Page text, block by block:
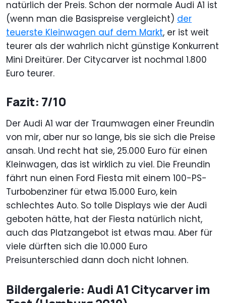
natürlich der Preis. Schon der normale Audi A1 ist
(wenn man die Basispreise vergleicht) der
teuerste Kleinwagen auf dem Markt, er ist weit
teurer als der wahrlich nicht günstige Konkurrent
Mini Dreitürer. Der Citycarver ist nochmal 1.800
Euro teurer.
Fazit: 7/10
Der Audi A1 war der Traumwagen einer Freundin
von mir, aber nur so lange, bis sie sich die Preise
ansah. Und recht hat sie, 25.000 Euro für einen
Kleinwagen, das ist wirklich zu viel. Die Freundin
fährt nun einen Ford Fiesta mit einem 100-PS-
Turbobenziner für etwa 15.000 Euro, kein
schlechtes Auto. So tolle Displays wie der Audi
geboten hätte, hat der Fiesta natürlich nicht,
auch das Platzangebot ist etwas mau. Aber für
viele dürften sich die 10.000 Euro
Preisunterschied dann doch nicht lohnen.
Bildergalerie: Audi A1 Citycarver im